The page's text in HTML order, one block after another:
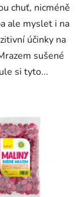
chuť, nicméně
ale myslet i na
účinky na
sušené
si tyto...